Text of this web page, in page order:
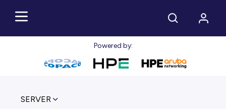
Powered by:
SERVER